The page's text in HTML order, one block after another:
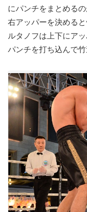
にパンチをまとめる
右アッパーを決める
ルタノフは上下にア
パンチを打ち込んで竹